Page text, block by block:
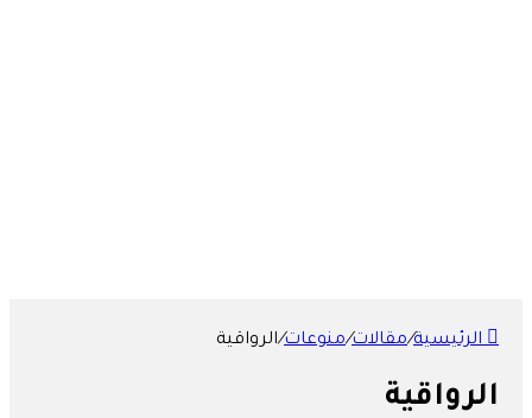
الرئيسية/مقالات/منوعات/الرواقية
الرواقية